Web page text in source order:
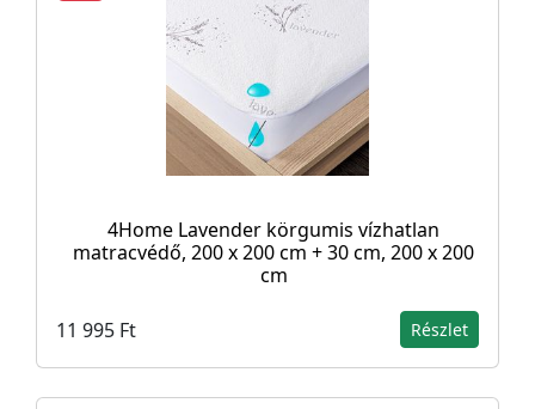
4Home Lavender körgumis vízhatlan
matracvédő, 200 x 200 cm + 30 cm, 200 x 200
cm
11 995 Ft Részlet